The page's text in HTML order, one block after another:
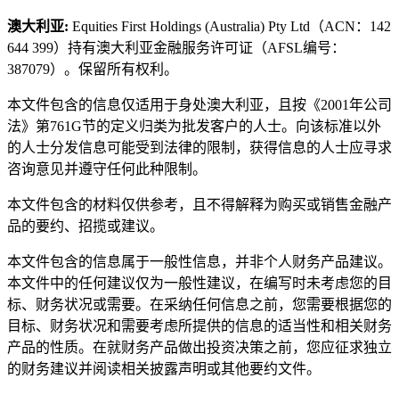
澳大利亚: Equities First Holdings (Australia) Pty Ltd（ACN：142
644 399）持有澳大利亚金融服务许可证（AFSL编号：
387079）。保留所有权利。
本文件包含的信息仅适用于身处澳大利亚，且按《2001年公司
法》第761G节的定义归类为批发客户的人士。向该标准以外
的人士分发信息可能受到法律的限制，获得信息的人士应寻求
咨询意见并遵守任何此种限制。
本文件包含的材料仅供参考，且不得解释为购买或销售金融产
品的要约、招揽或建议。
本文件包含的信息属于一般性信息，并非个人财务产品建议。
本文件中的任何建议仅为一般性建议，在编写时未考虑您的目
标、财务状况或需要。在采纳任何信息之前，您需要根据您的
目标、财务状况和需要考虑所提供的信息的适当性和相关财务
产品的性质。在就财务产品做出投资决策之前，您应征求独立
的财务建议并阅读相关披露声明或其他要约文件。